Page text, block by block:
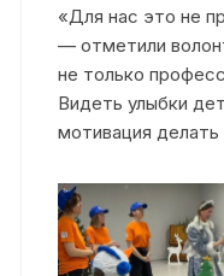
«Для нас это не
— отметили
не только
Видеть улыбки
мотивация